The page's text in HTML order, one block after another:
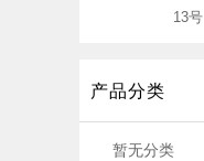
13号
产品分类
暂无分类